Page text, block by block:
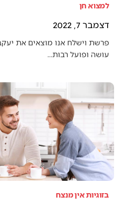
למצוא חן
דצמבר 7, 2022
פרשת וישלח אנו מוצאים את
עושה ופועל רבות…
בזוגיות אין מנצח